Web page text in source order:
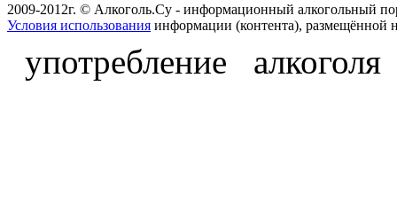
2009-2012г. © Алкоголь.Су - информационный алкогольный
Условия использования информации (контента), размещённой
употребление